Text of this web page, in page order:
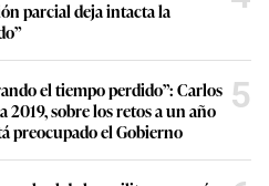
parcial deja intacta la
el tiempo perdido”: Carlos
2019, sobre los retos a un año
preocupado el Gobierno
5